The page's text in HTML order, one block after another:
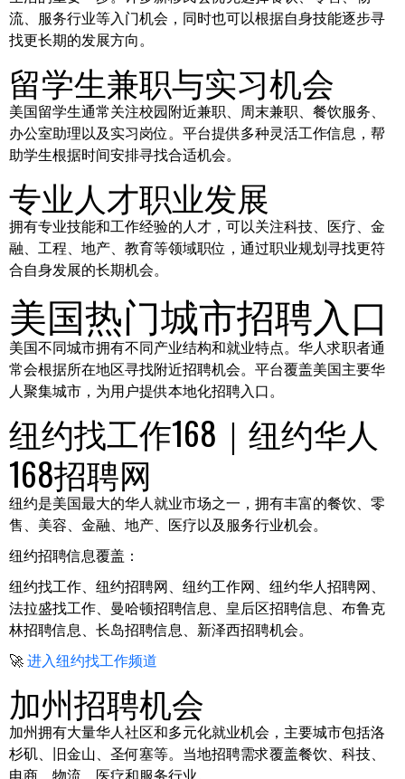
流、服务行业等入门机会，同时也可以根据自身技能逐步寻
找更长期的发展方向。
留学生兼职与实习机会
美国留学生通常关注校园附近兼职、周末兼职、餐饮服务、
办公室助理以及实习岗位。平台提供多种灵活工作信息，帮
助学生根据时间安排寻找合适机会。
专业人才职业发展
拥有专业技能和工作经验的人才，可以关注科技、医疗、金
融、工程、地产、教育等领域职位，通过职业规划寻找更符
合自身发展的长期机会。
美国热门城市招聘入口
美国不同城市拥有不同产业结构和就业特点。华人求职者通
常会根据所在地区寻找附近招聘机会。平台覆盖美国主要华
人聚集城市，为用户提供本地化招聘入口。
纽约找工作168｜纽约华人
168招聘网
纽约是美国最大的华人就业市场之一，拥有丰富的餐饮、零
售、美容、金融、地产、医疗以及服务行业机会。
纽约招聘信息覆盖：
纽约找工作、纽约招聘网、纽约工作网、纽约华人招聘网、
法拉盛找工作、曼哈顿招聘信息、皇后区招聘信息、布鲁克
林招聘信息、长岛招聘信息、新泽西招聘机会。
🚀 进入纽约找工作频道
加州招聘机会
加州拥有大量华人社区和多元化就业机会，主要城市包括洛
杉矶、旧金山、圣何塞等。当地招聘需求覆盖餐饮、科技、
电商、物流、医疗和服务行业。